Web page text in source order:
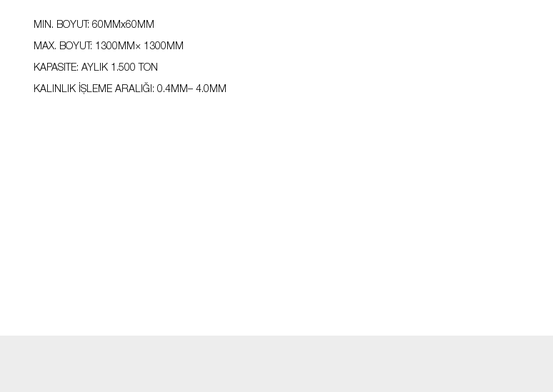
MIN. BOYUT: 60MMx60MM
MAX. BOYUT: 1300MM× 1300MM
KAPASITE: AYLIK 1.500 TON
KALINLIK İŞLEME ARALIĞI: 0.4MM– 4.0MM